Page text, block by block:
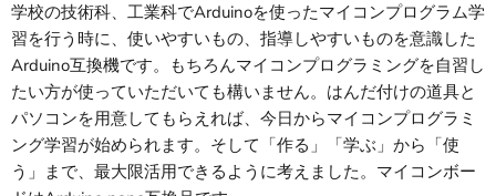
学校の技術科、工業科でArduinoを使ったマイコンプログラム学
習を行う時に、使いやすいもの、指導しやすいものを意識した
Arduino互換機です。もちろんマイコンプログラミングを自習し
たい方が使っていただいても構いません。はんだ付けの道具と
パソコンを用意してもらえれば、今日からマイコンプログラミ
ング学習が始められます。そして「作る」「学ぶ」から「使
う」まで、最大限活用できるように考えました。マイコンボー